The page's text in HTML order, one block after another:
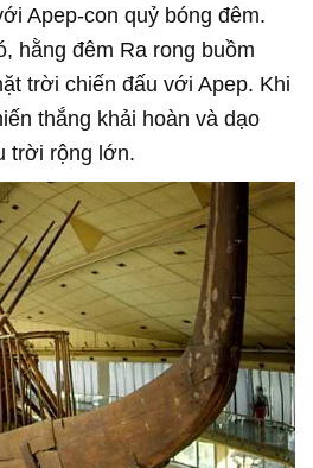
Apep-con quỷ bóng đêm.
hằng đêm Ra rong buồm
trời chiến đấu với Apep. Khi
thắng khải hoàn và dạo
trời rộng lớn.